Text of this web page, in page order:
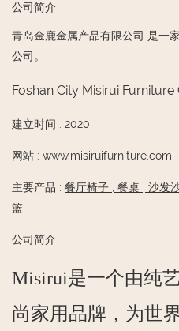
公司简介
青岛金鹿金属产品有限公司 是一
公司。
Foshan City Misirui Furniture
建立时间 : 2020
网站 : www.misiruifurniture.com
主要产品 : 餐厅椅子 , 餐桌 , 沙发
篮
公司简介
Misirui是一个由纯
尚家用品牌，为世